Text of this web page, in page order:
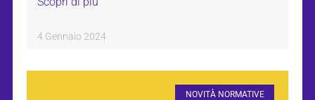
4 Gennaio 2024
NOVITÀ NORMATIVE